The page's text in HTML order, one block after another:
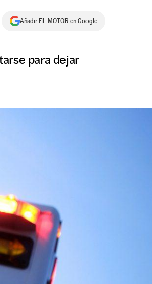
Añadir EL MOTOR en Google
para dejar